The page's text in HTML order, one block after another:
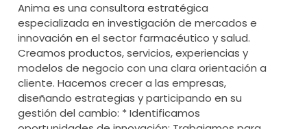
Anima es una consultora estratégica
especializada en investigación de mercados e
innovación en el sector farmacéutico y salud.
Creamos productos, servicios, experiencias y
modelos de negocio con una clara orientación a
cliente. Hacemos crecer a las empresas,
diseñando estrategias y participando en su
gestión del cambio: * Identificamos